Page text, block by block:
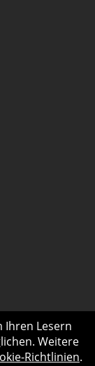
Ihren Lesern
Weitere
Richtlinien.